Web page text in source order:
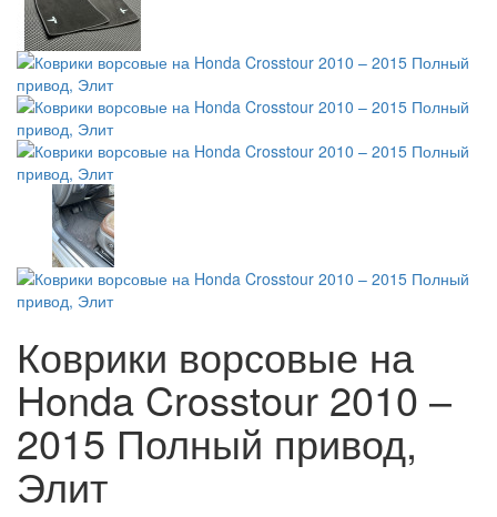
Коврики ворсовые на
Honda Crosstour 2010 –
2015 Полный привод,
Элит